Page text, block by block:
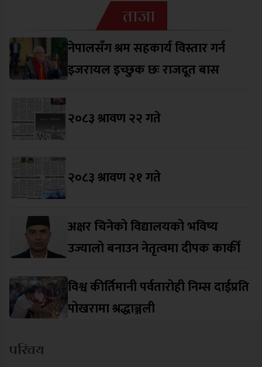
ताजा
नेपालसँग श्रम सहकार्य विस्तार गर्न
इजरायल इच्छुक छः राजदूत बास
२०८३ श्रावण २२ गते
२०८३ श्रावण २१ गते
अक्षर चिनेको विद्यालयको भविष्य
उज्यालो बनाउन नेतृत्वमा दीपक कार्की
विश्व कीर्तिमानी पर्वतारोही निम्स दाईप्रति
पोखरामा श्रद्धाञ्जली
परिचय